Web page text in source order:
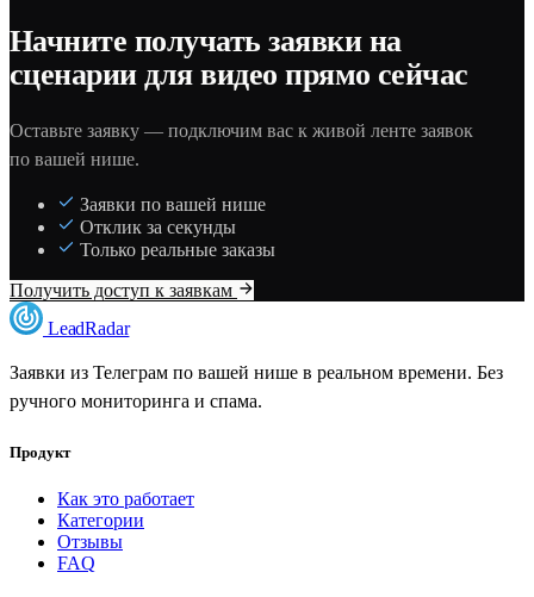
Начните получать заявки на
сценарии для видео прямо сейчас
Оставьте заявку — подключим вас к живой ленте заявок
по вашей нише.
Заявки по вашей нише
Отклик за секунды
Только реальные заказы
Получить доступ к заявкам
LeadRadar
Заявки из Телеграм по вашей нише в реальном времени. Без
ручного мониторинга и спама.
Продукт
Как это работает
Категории
Отзывы
FAQ